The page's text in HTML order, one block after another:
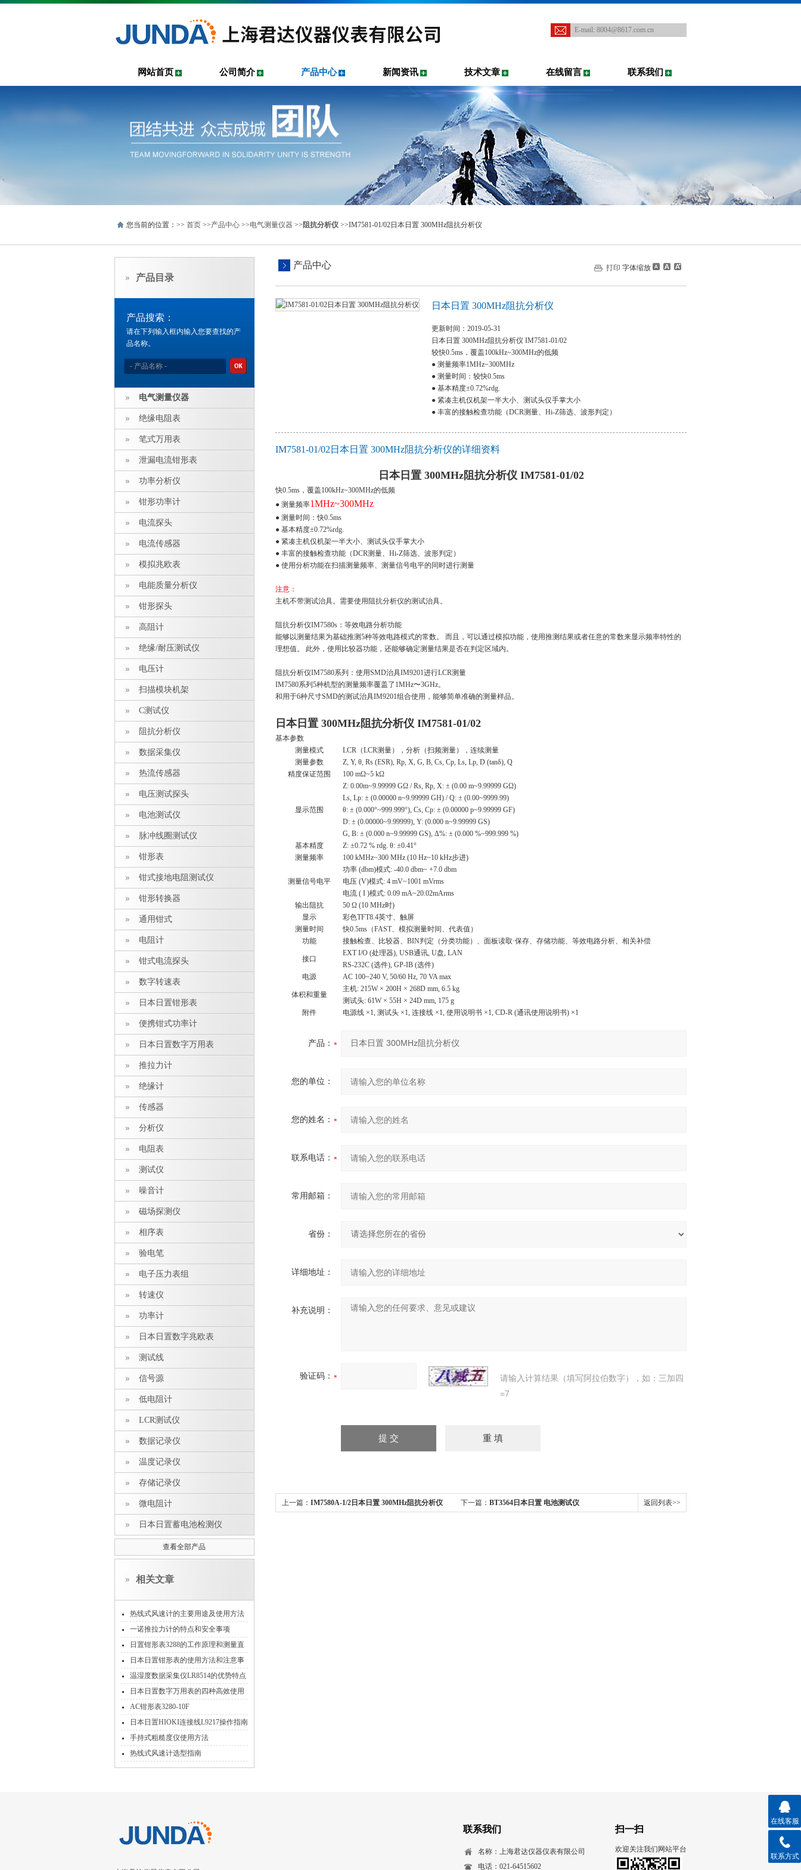
E-mail: 8004@8617.com.cn
网站首页 公司简介 产品中心 新闻资讯 技术文章 在线留言 联系我们
您当前的位置：>> 首页 >>产品中心 >>电气测量仪器 >> 阻抗分析仪 >>IM7581-01/02日本日置 300MHz阻抗分析仪
产品目录
产品搜索：
请在下列输入框内输入您要查找的产
品名称。
电气测量仪器
绝缘电阻表
笔式万用表
泄漏电流钳形表
功率分析仪
钳形功率计
电流探头
电流传感器
模拟兆欧表
电能质量分析仪
钳形探头
高阻计
绝缘/耐压测试仪
电压计
扫描模块机架
C测试仪
阻抗分析仪
数据采集仪
热流传感器
电压测试探头
电池测试仪
脉冲线圈测试仪
钳形表
钳式接地电阻测试仪
钳形转换器
通用钳式
电阻计
钳式电流探头
数字转速表
日本日置钳形表
便携钳式功率计
日本日置数字万用表
推拉力计
绝缘计
传感器
分析仪
电阻表
测试仪
噪音计
磁场探测仪
相序表
验电笔
电子压力表组
转速仪
功率计
日本日置数字兆欧表
测试线
信号源
低电阻计
LCR测试仪
数据记录仪
温度记录仪
存储记录仪
微电阻计
日本日置蓄电池检测仪
查看全部产品
相关文章
热线式风速计的主要用途及使用方法
一诺推拉力计的特点和安全事项
日置钳形表3288的工作原理和测量直
流电流操作
日本日置钳形表的使用方法和注意事
项
温湿度数据采集仪LR8514的优势特点
和使用说明
日本日置数字万用表的四种高效使用
方法
AC钳形表3280-10F
日本日置HIOKI连接线L9217操作指南
手持式粗糙度仪使用方法
热线式风速计选型指南
产品中心 打印 字体缩放
日本日置 300MHz阻抗分析仪
更新时间：2019-05-31
日本日置 300MHz阻抗分析仪 IM7581-01/02
较快0.5ms，覆盖100kHz~300MHz的低频
● 测量频率1MHz~300MHz
● 测量时间：较快0.5ms
● 基本精度±0.72%rdg.
● 紧凑主机仅机架一半大小、测试头仅手掌大小
● 丰富的接触检查功能（DCR测量、Hi-Z筛选、波形判定）
IM7581-01/02日本日置 300MHz阻抗分析仪的详细资料
日本日置 300MHz阻抗分析仪IM7581-01/02
快0.5ms，覆盖100kHz~300MHz的低频
● 测量频率1MHz~300MHz
● 测量时间：快0.5ms
● 基本精度±0.72%rdg.
● 紧凑主机仅机架一半大小、测试头仅手掌大小
● 丰富的接触检查功能（DCR测量、Hi-Z筛选、波形判定）
● 使用分析功能在扫描测量频率、测量信号电平的同时进行测量
注意：
主机不带测试治具。需要使用阻抗分析仪的测试治具。
阻抗分析仪IM7580s：等效电路分析功能
能够以测量结果为基础推测5种等效电路模式的常数。 而且，可以通过模拟功能，使用推测结果或者任意的常数来显示频率特性的
理想值。 此外，使用比较器功能，还能够确定测量结果是否在判定区域内。
阻抗分析仪IM7580系列：使用SMD治具IM9201进行LCR测量
IM7580系列5种机型的测量频率覆盖了1MHz〜3GHz。
和用于6种尺寸SMD的测试治具IM9201组合使用，能够简单准确的测量样品。
日本日置 300MHz阻抗分析仪 IM7581-01/02
基本参数
测量模式
LCR（LCR测量），分析（扫频测量），连续测量
测量参数
Z, Y, θ, Rs (ESR), Rp, X, G, B, Cs, Cp, Ls, Lp, D (tanδ), Q
精度保证范围
100 mΩ~5 kΩ
显示范围
Z: 0.00m~9.99999 GΩ / Rs, Rp, X: ± (0.00 m~9.99999 GΩ)
Ls, Lp: ± (0.00000 n~9.99999 GH) / Q: ± (0.00~9999.99)
θ: ± (0.000°~999.999°), Cs, Cp: ± (0.00000 p~9.99999 GF)
D: ± (0.00000~9.99999), Y: (0.000 n~9.99999 GS)
G, B: ± (0.000 n~9.99999 GS), Δ%: ± (0.000 %~999.999 %)
基本精度
Z: ±0.72 % rdg. θ: ±0.41°
测量频率
100 kMHz~300 MHz (10 Hz~10 kHz步进)
测量信号电平
功率 (dbm)模式: -40.0 dbm~ +7.0 dbm
电压 (V)模式: 4 mV~1001 mVrms
电流 ( I )模式: 0.09 mA~20.02mArms
输出阻抗
50 Ω (10 MHz时)
显示
彩色TFT8.4英寸、触屏
测量时间
快0.5ms（FAST、模拟测量时间、代表值）
功能
接触检查、比较器、BIN判定（分类功能）、面板读取·保存、存储功能、等效电路分析、相关补偿
接口
EXT I/O (处理器), USB通讯, U盘, LAN
RS-232C (选件), GP-IB (选件)
电源
AC 100~240 V, 50/60 Hz, 70 VA max
体积和重量
主机: 215W × 200H × 268D mm, 6.5 kg
测试头: 61W × 55H × 24D mm, 175 g
附件
电源线 ×1, 测试头 ×1, 连接线 ×1, 使用说明书 ×1, CD-R (通讯使用说明书) ×1
产品：
您的单位：
您的姓名：
联系电话：
常用邮箱：
省份：
详细地址：
补充说明：
验证码：
请输入计算结果（填写阿拉伯数字），如：三加四
=7
上一篇： IM7580A-1/2日本日置 300MHz阻抗分析仪 下一篇： BT3564日本日置 电池测试仪 返回列表>>
扫一扫
欢迎关注我们网站平台
联系我们
名称：上海君达仪器仪表有限公司
电话：021-64515602
在线客服
联系方式